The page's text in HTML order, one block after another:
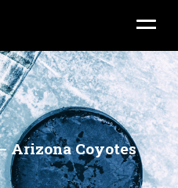
Arizona Coyotes